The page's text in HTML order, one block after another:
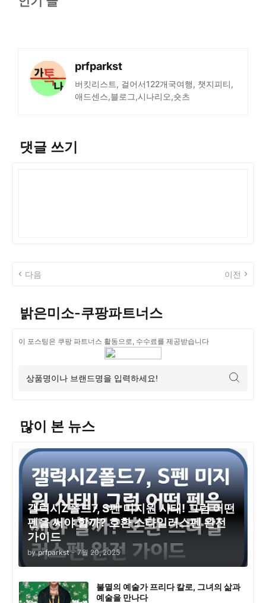
prfparkst
버킷리스트, 걸어서122개국여행, 챗지피티,
애드센스,블로그,시나리오,숏츠
댓글 쓰기
다음 이전
밝은미소-쿠팡파트너스
이 포스팅은 쿠팡 파트너스 활동으로, 수수료를 제공받습니다
많이 본 뉴스
갤럭시Z폴드7, S펜 미지원 사태! 그럼 어떤
펜을 써야 할까? 호환 스타일러스펜 완전
가이드
by prfparkst - 7월 20, 2025
불멸의 예술가 프리다 칼로, 그녀의 삶과
예술을 만나다